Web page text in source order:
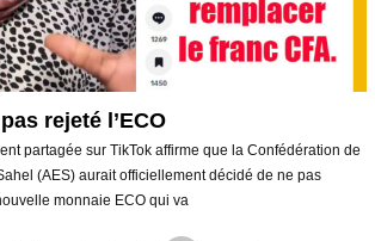
rejeté l’ECO
partagée sur TikTok affirme que la Confédération de
(AES) aurait officiellement décidé de ne pas
monnaie ECO qui va